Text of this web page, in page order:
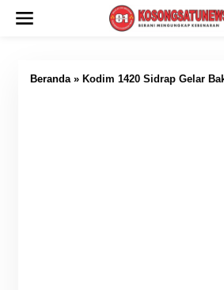
Beranda» Kodim 1420 Sidrap Gelar